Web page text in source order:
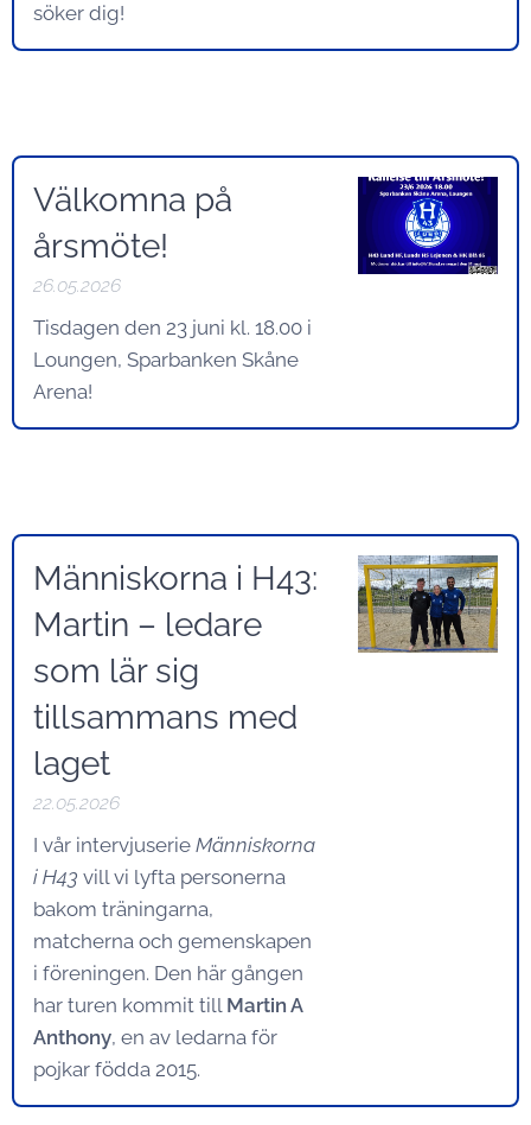
söker dig!
Välkomna på
årsmöte!
26.05.2026
Tisdagen den 23 juni kl. 18.00 i
Loungen, Sparbanken Skåne
Arena!
Människorna i H43:
Martin – ledare
som lär sig
tillsammans med
laget
22.05.2026
I vår intervjuserie Människorna
i H43 vill vi lyfta personerna
bakom träningarna,
matcherna och gemenskapen
i föreningen. Den här gången
har turen kommit till Martin A
Anthony, en av ledarna för
pojkar födda 2015.